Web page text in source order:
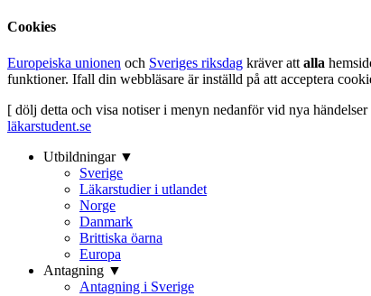
Cookies
Europeiska unionen och Sveriges riksdag kräver att alla
funktioner. Ifall din webbläsare är inställd på att acceptera
[ dölj detta och visa notiser i menyn nedanför vid nya händelser
läkarstudent.se
Utbildningar ▼
Sverige
Läkarstudier i utlandet
Norge
Danmark
Brittiska öarna
Europa
Antagning ▼
Antagning i Sverige